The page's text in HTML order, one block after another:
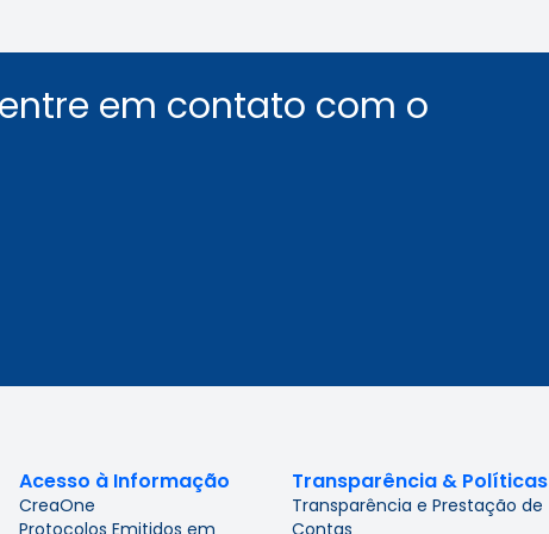
em contato com o
Acesso à Informação
CreaOne
Protocolos Emitidos em
Transparência & Políticas
Transparência e Prestação de
Contas